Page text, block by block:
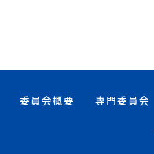
委員会概要 専門委員会